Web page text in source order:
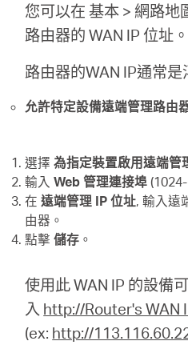
台
灣
地
您可以在 基本 > 網路地
路由器的 WAN IP 位址。
路由器的WAN IP通常是
允許特定設備遠端管理路由
選擇為指定裝置啟用遠端管
輸入Web 管理連接埠
在遠端管理 IP 位址, 輸入遠
由器。
點擊儲存 。
使用此 WAN IP 的設備
入 http://Router's WAN
(ex: http://